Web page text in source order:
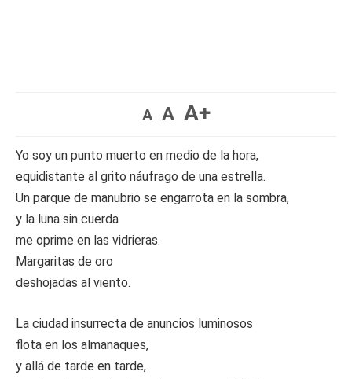
A A A+
Yo soy un punto muerto en medio de la hora,
equidistante al grito náufrago de una estrella.
Un parque de manubrio se engarrota en la sombra,
y la luna sin cuerda
me oprime en las vidrieras.
Margaritas de oro
deshojadas al viento.
La ciudad insurrecta de anuncios luminosos
flota en los almanaques,
y allá de tarde en tarde,